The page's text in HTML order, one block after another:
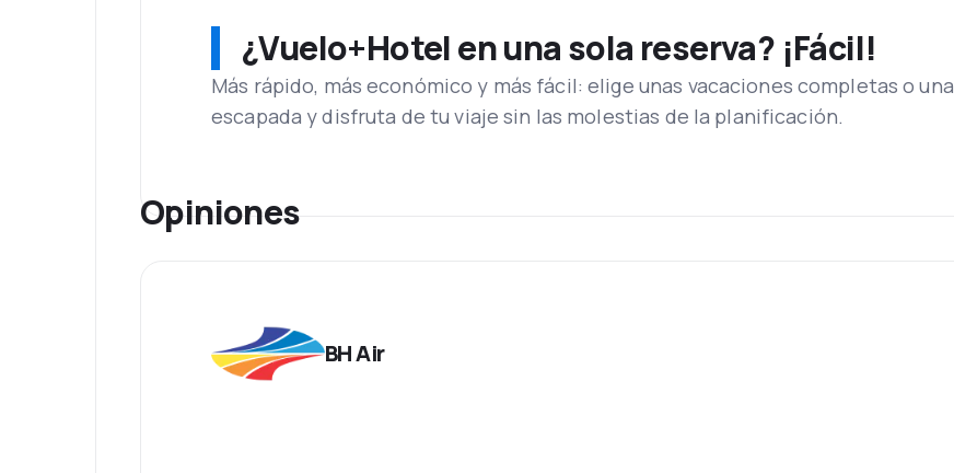
¿Vuelo+Hotel en una sola reserva? ¡Fácil!
Más rápido, más económico y más fácil: elige unas vacaciones completas o una
escapada y disfruta de tu viaje sin las molestias de la planificación.
Opiniones
BH Air